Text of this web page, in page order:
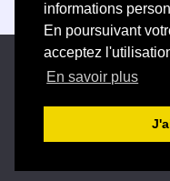
informations
En poursuivant
acceptez
En savoir plus
ISSN
Plan du site—
Créé et hébergé par